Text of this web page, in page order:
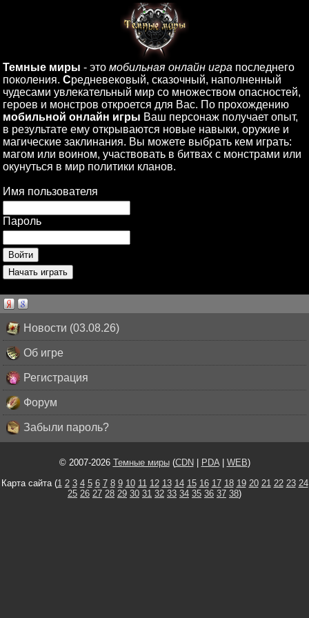
Темные миры - это мобильная онлайн игра последнего
поколения. Средневековый, сказочный, наполненный
чудесами увлекательный мир со множеством опасностей,
героев и монстров откроется для Вас. По прохождению
мобильной онлайн игры Ваш персонаж получает опыт,
в результате ему открываются новые навыки, оружие и
магические заклинания. Вы можете выбрать кем играть:
магом или воином, участвовать в битвах с монстрами или
окунуться в мир политики кланов.
Имя пользователя
Пароль
Новости (03.08.26)
Об игре
Регистрация
Форум
Забыли пароль?
© 2007-2026 Темные миры(CDN| PDA| WEB)
Карта сайта (1 2 3 4 5 6 7 8 9 10 11 12 13 14 15 16 17 18 19 20 21 22 23 24
25 26 27 28 29 30 31 32 33 34 35 36 37 38)